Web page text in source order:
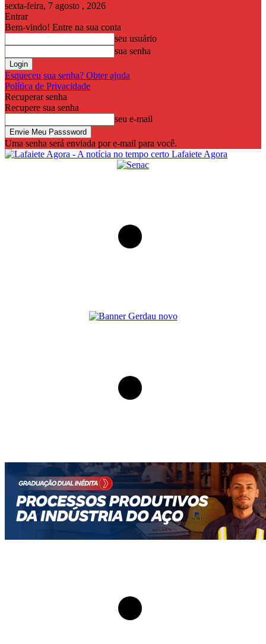
sexta-feira, 7 agosto , 2026
Entrar
Bem-vindo! Entre na sua conta
seu usuário
sua senha
Esqueceu sua senha? Obter ajuda
Política de Privacidade
Recuperar senha
Recupere sua senha
seu e-mail
Uma senha será enviada por e-mail para você.
Lafaiete Agora